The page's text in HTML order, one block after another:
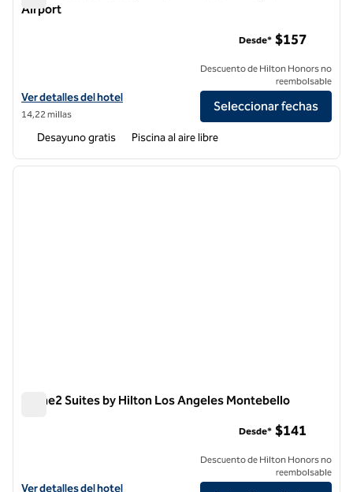
Airport
Ver detalles del hotel Homewood Suites by Hilton Irvine John
Ver detalles del hotel
14,22 millas
Desde* $157
Descuento de Hilton Honors no
reembolsable
Seleccionar fechas
Desayuno gratis Piscina al aire libre
1 de 11
Home2 Suites by Hilton Los Angeles Montebello
Ver detalles del hotel Home2 Suites by Hilton Los Angeles
Ver detalles del hotel
Desde* $141
Descuento de Hilton Honors no
reembolsable